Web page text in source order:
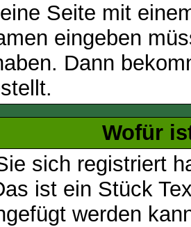
Seite mit
eingeben
Dann
Wofür
sich registriert
ist ein Stück
werden